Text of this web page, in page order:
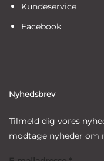
Kundeservice
Facebook
Nyhedsbrev
Tilmeld dig vores
modtage nyheder om